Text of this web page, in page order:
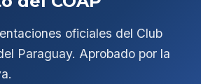
oficiales del Club
Paraguay. Aprobado por la